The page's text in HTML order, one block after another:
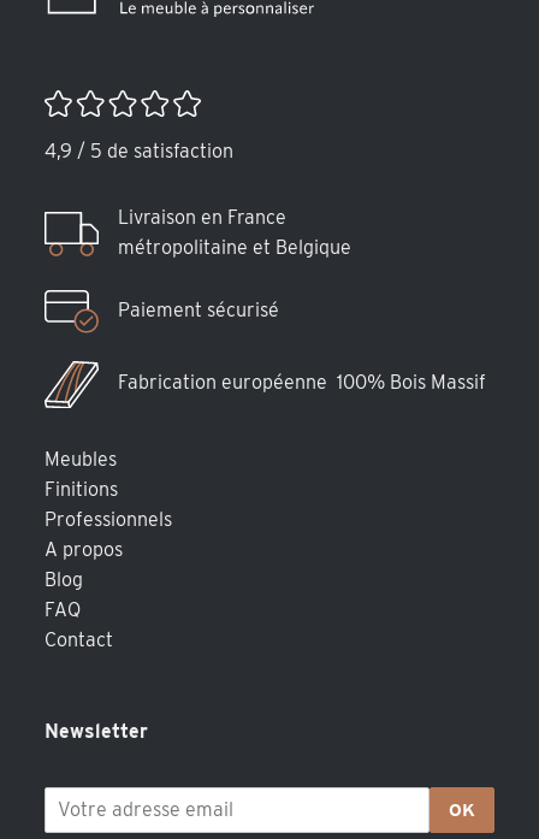
4,9 / 5 de satisfaction
Livraison en France
métropolitaine et Belgique
Paiement sécurisé
Fabrication européenne 100% Bois Massif
Meubles
Finitions
Professionnels
A propos
Blog
FAQ
Contact
Newsletter
OK